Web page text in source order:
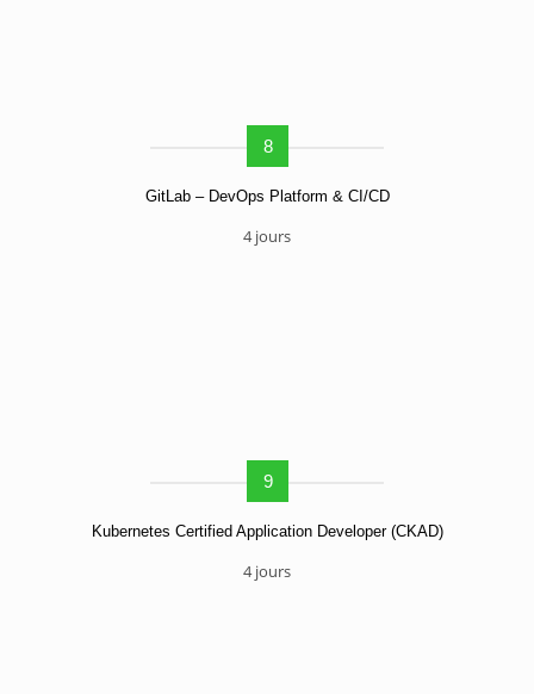
8
GitLab – DevOps Platform & CI/CD
4 jours
9
Kubernetes Certified Application Developer (CKAD)
4 jours